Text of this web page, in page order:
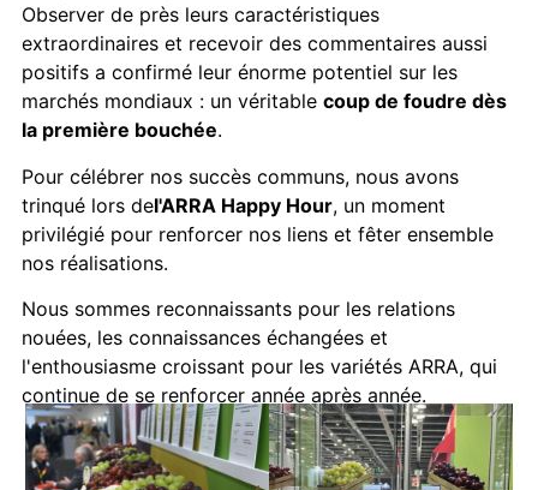
Observer de près leurs caractéristiques
extraordinaires et recevoir des commentaires aussi
positifs a confirmé leur énorme potentiel sur les
marchés mondiaux : un véritable coup de foudre dès
la première bouchée.
Pour célébrer nos succès communs, nous avons
trinqué lors del'ARRA Happy Hour, un moment
privilégié pour renforcer nos liens et fêter ensemble
nos réalisations.
Nous sommes reconnaissants pour les relations
nouées, les connaissances échangées et
l'enthousiasme croissant pour les variétés ARRA, qui
continue de se renforcer année après année.